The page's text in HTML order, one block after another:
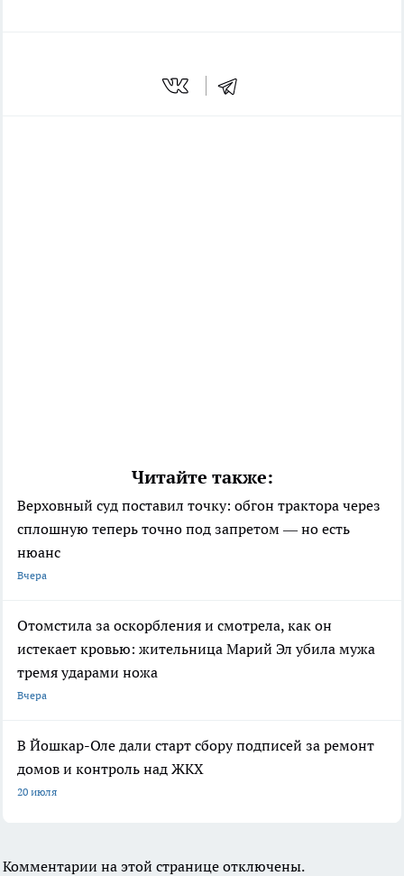
Читайте также:
Верховный суд поставил точку: обгон трактора через
сплошную теперь точно под запретом — но есть
нюанс
Вчера
Отомстила за оскорбления и смотрела, как он
истекает кровью: жительница Марий Эл убила мужа
тремя ударами ножа
Вчера
В Йошкар-Оле дали старт сбору подписей за ремонт
домов и контроль над ЖКХ
20 июля
Комментарии на этой странице отключены.